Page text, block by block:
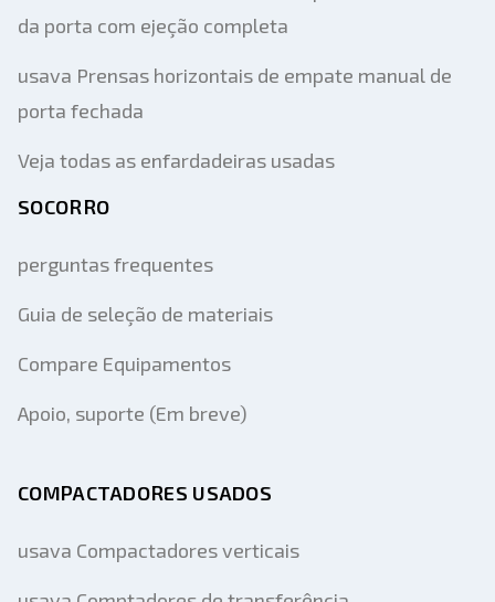
da porta com ejeção completa
usava Prensas horizontais de empate manual de
porta fechada
Veja todas as enfardadeiras usadas
SOCORRO
perguntas frequentes
Guia de seleção de materiais
Compare Equipamentos
Apoio, suporte (Em breve)
COMPACTADORES USADOS
usava Compactadores verticais